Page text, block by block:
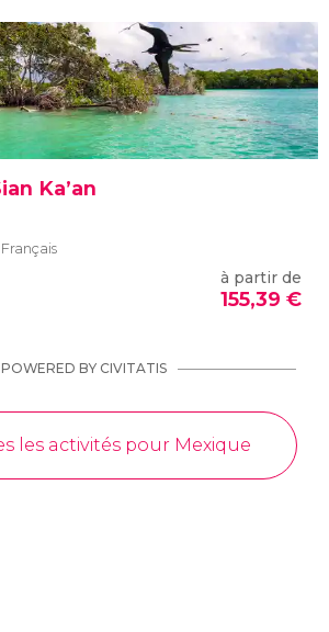
Ka’an
Français
à partir de
155,39 €
POWERED BY CIVITATIS
les activités pour Mexique